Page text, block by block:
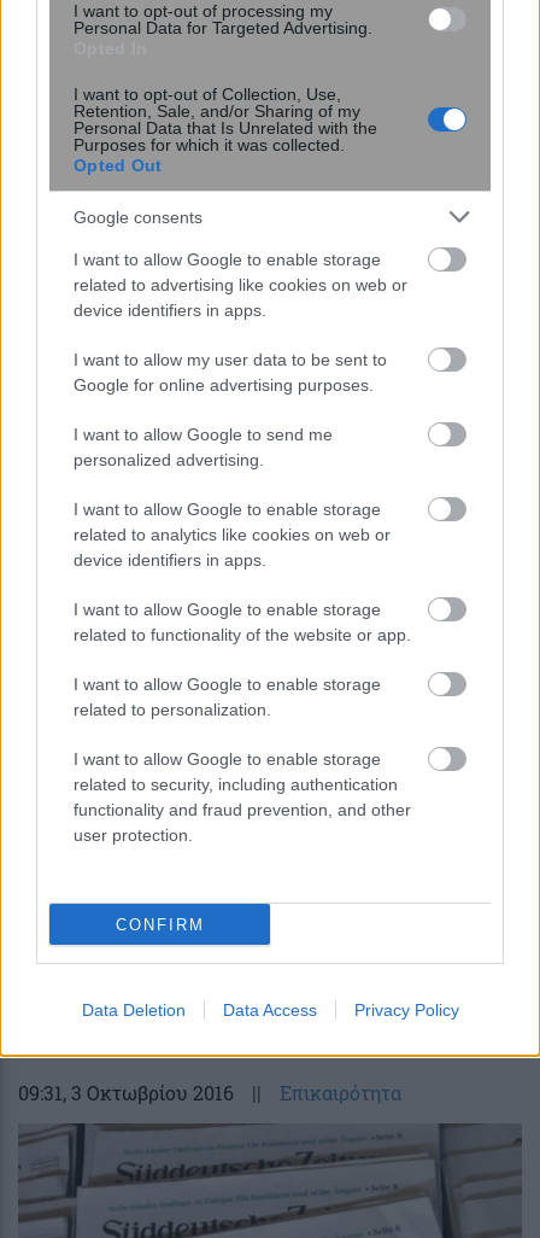
I want to opt-out of processing my
Personal Data for Targeted Advertising.
I want to opt-out of Collection, Use,
Retention, Sale, and/or Sharing of my
Personal Data that Is Unrelated with the
Purposes for which it was collected.
Opted Out
Google consents
I want to allow Google to enable storage
related to advertising like cookies on web or
device identifiers in apps.
I want to allow my user data to be sent to
Google for online advertising purposes.
I want to allow Google to send me
personalized advertising.
I want to allow Google to enable storage
related to analytics like cookies on web or
device identifiers in apps.
I want to allow Google to enable storage
related to functionality of the website or app.
I want to allow Google to enable storage
related to personalization.
I want to allow Google to enable storage
related to security, including authentication
functionality and fraud prevention, and other
user protection.
CONFIRM
Data Deletion Data Access Privacy Policy
Στα «μανταλάκια» λίστες
μεγαλοφοροφυγάδων μαζί με τον
Εφορία: Απόφαση-κόλαφος για τα
πρόστιμα στους «φοροφυγάδες»
09:31, 3 Οκτωβρίου 2016 || Επικαιρότητα